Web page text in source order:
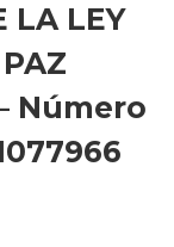
LA LEY
Número